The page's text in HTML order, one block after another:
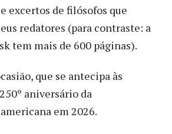
excertos de filósofos que
redatores (para contraste: a
tem mais de 600 páginas).
que se antecipa às
0º aniversário da
em 2026.